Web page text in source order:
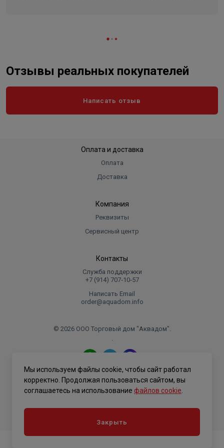
Отзывы реальных покупателей
Написать отзыв
Оплата и доставка
Оплата
Доставка
Компания
Реквизиты
Сервисный центр
Контакты
Служба поддержки
+7 (914) 707‑10‑57
Написать Email
order@aquadom.info
© 2026 ООО Торговый дом "Аквадом".
.
Политика конфиденциальности
Мы используем файлы cookie, чтобы сайт работал
корректно. Продолжая пользоваться сайтом, вы
соглашаетесь на использование файлов cookie
Закрыть